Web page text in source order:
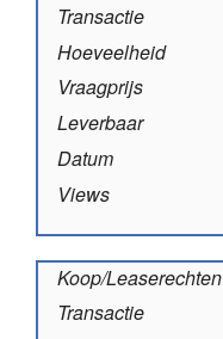
Transactie
Hoeveelheid
Vraagprijs
Leverbaar
Datum
Views
Koop/Leaserechten
Transactie